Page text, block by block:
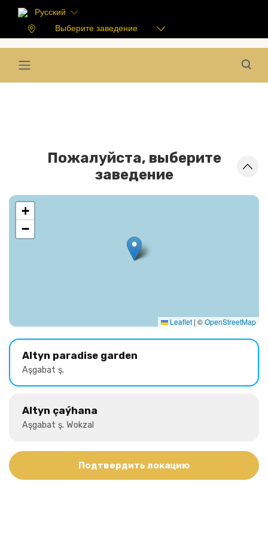
Русский
Выберите заведение
Пожалуйста, выберите
заведение
+
−
Leaflet | ©OpenStreetMap
Altyn paradise garden
Aşgabat ş.
Altyn çaýhana
Aşgabat ş. Wokzal
Подтвердить локацию